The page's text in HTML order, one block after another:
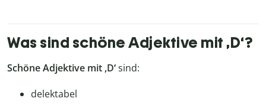
Was sind schöne Adjektive mit ,D‘?
Schöne Adjektive mit ,D‘sind:
delektabel